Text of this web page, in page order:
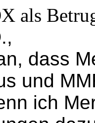
als
dass
und
ich